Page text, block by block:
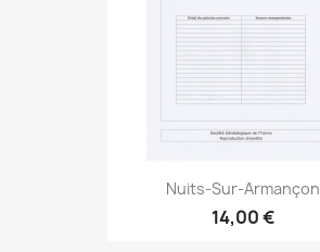
Nuits-Sur-Armançon
14,00 €